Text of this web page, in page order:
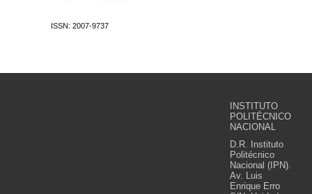
ISSN: 2007-9737
INSTITUTO
POLITÉCNICO
NACIONAL
D.R. Instituto
Politécnico
Nacional (IPN).
Av. Luis
Enrique Erro